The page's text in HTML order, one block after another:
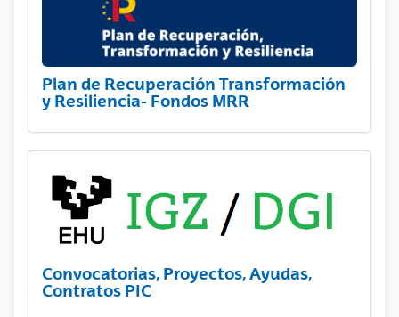
Plan de Recuperación Transformación
y Resiliencia- Fondos MRR
Convocatorias, Proyectos, Ayudas,
Contratos PIC